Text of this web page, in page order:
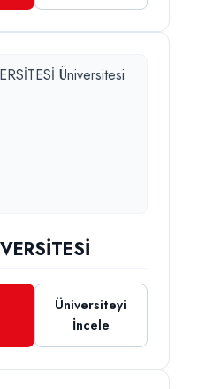
Üniversiteyi
İncele